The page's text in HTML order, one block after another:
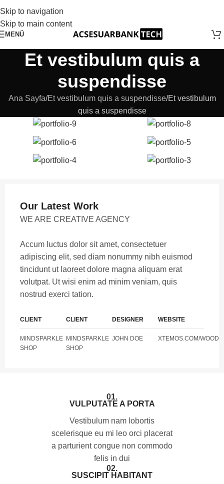
Skip to navigation
Skip to main content
MENÜ
Et vestibulum quis a
suspendisse
Ana Sayfa Et vestibulum quis a suspendisse Et vestibulum
quis a suspendisse
Our Latest Work
WE ARE CREATIVE AGENCY
Accum luctus dolor sit amet, consectetuer
adipiscing elit, sed diam nonummy nibh euismod
tincidunt ut laoreet dolore magna aliquam erat
volutpat. Ut wisi enim ad minim veniam, quis
nostrud exerci tation.
CLIENT
MINDSPARKLE
SHOP
CLIENT
MINDSPARKLE
SHOP
DESIGNER
JOHN DOE
WEBSITE
XTEMOS.COM/WOOD
01.
VULPUTATE A PORTA
Vestibulum nam lobortis
scelerisque eu mi leo orci placerat
a parturient congue non commodo
felis in dui
02.
SUSCIPIT HABITANT